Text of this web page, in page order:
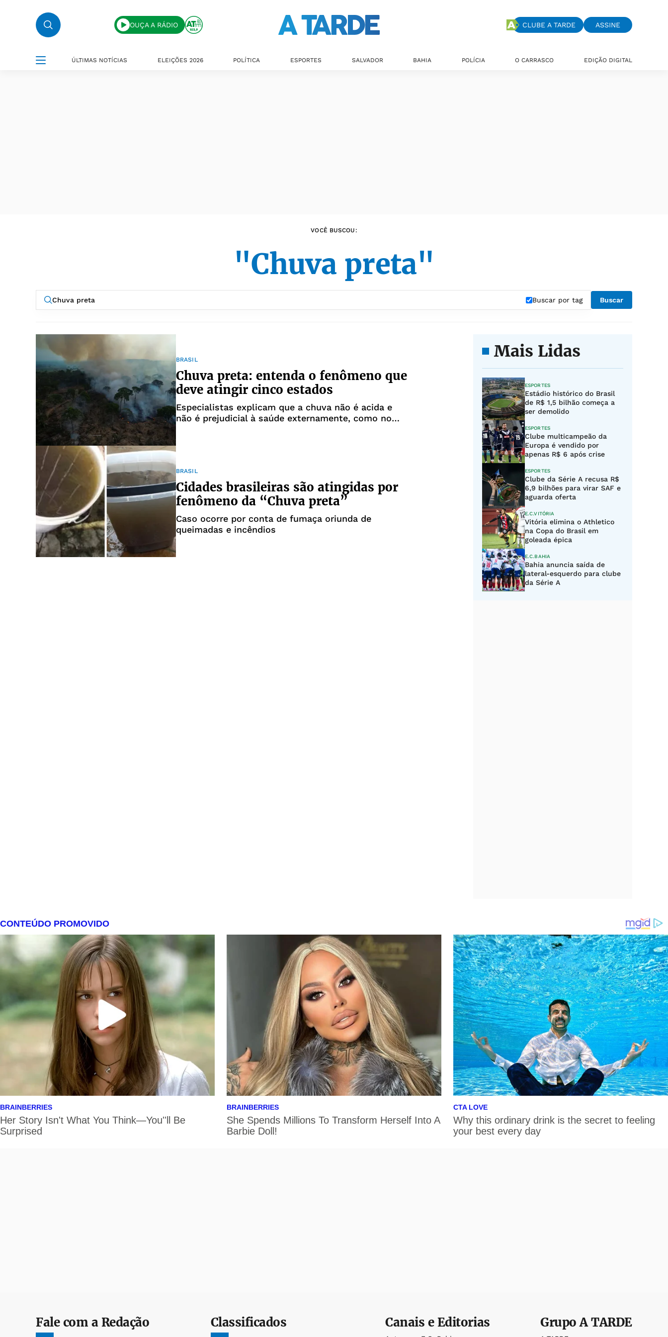
OUÇA A RÁDIO CLUBE A TARDE ASSINE
ÚLTIMAS NOTÍCIAS ELEIÇÕES 2026 POLÍTICA ESPORTES SALVADOR BAHIA POLÍCIA O CARRASCO EDIÇÃO DIGITAL
VOCÊ BUSCOU:
"Chuva preta"
Buscar por tag Buscar
BRASIL
Chuva preta: entenda o fenômeno que
deve atingir cinco estados
Especialistas explicam que a chuva não é acida e
não é prejudicial à saúde externamente, como no
BRASIL
Cidades brasileiras são atingidas por
fenômeno da “Chuva preta”
Caso ocorre por conta de fumaça oriunda de
queimadas e incêndios
Mais Lidas
ESPORTES
Estádio histórico do Brasil
de R$ 1,5 bilhão começa a
ser demolido
ESPORTES
Clube multicampeão da
Europa é vendido por
apenas R$ 6 após crise
ESPORTES
Clube da Série A recusa R$
6,9 bilhões para virar SAF e
aguarda oferta
E.C.VITÓRIA
Vitória elimina o Athletico
na Copa do Brasil em
goleada épica
E.C.BAHIA
Bahia anuncia saída de
lateral-esquerdo para clube
da Série A
Fale com a Redação Classificados Canais e Editorias GrupoA TARDE